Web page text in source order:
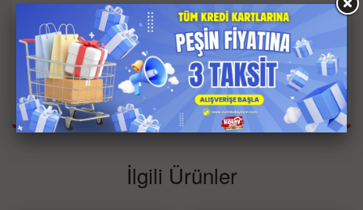
Kumaş/Materyal Tipi: %80 Pamuk %20 Polyester
Kişi Bilgisi
Tek Kişilik
Ebat
Bilgisi
120*200
İlgili Ürünler